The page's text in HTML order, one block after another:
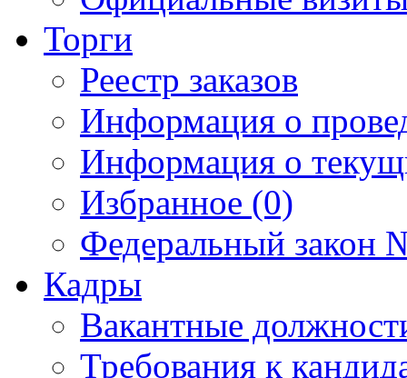
Торги
Реестр заказов
Информация о
Информация о
Избранное (0)
Федеральный закон
Кадры
Вакантные
Требования к